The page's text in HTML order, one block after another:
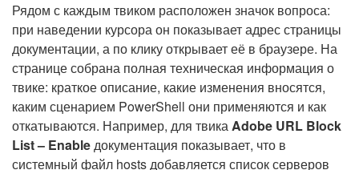
Рядом с каждым твиком расположен значок вопроса:
при наведении курсора он показывает адрес страницы
документации, а по клику открывает её в браузере. На
странице собрана полная техническая информация о
твике: краткое описание, какие изменения вносятся,
каким сценарием PowerShell они применяются и как
откатываются. Например, для твикаAdobe URL Block
List – Enableдокументация показывает, что в
системный файл hosts добавляется список серверов